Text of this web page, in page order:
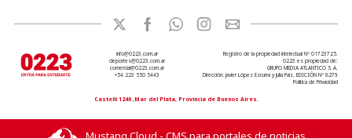
info@0223.com.ar
deportes@0223.com.ar
comercial@0223.com.ar
+54 223 550 5443
Registro de la propiedad intelectual Nº 01723725.
0223 es propiedad de:
GRUPO MEDIA ATLANTICO S.A.
Dirección: Javier López Ezcurra y Julia Paiz. EDICIÓN Nº 8279
Política de Privacidad
Castelli 1240 ,Mar del Plata, Provincia de Buenos Aires.